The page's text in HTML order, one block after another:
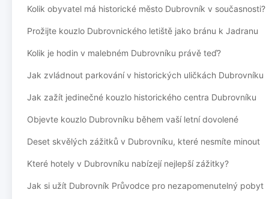
Kolik obyvatel má historické město Dubrovník v současnosti?
Prožijte kouzlo Dubrovnického letiště jako bránu k Jadranu
Kolik je hodin v malebném Dubrovníku právě teď?
Jak zvládnout parkování v historických uličkách Dubrovníku
Jak zažít jedinečné kouzlo historického centra Dubrovníku
Objevte kouzlo Dubrovníku během vaší letní dovolené
Deset skvělých zážitků v Dubrovníku, které nesmíte minout
Které hotely v Dubrovníku nabízejí nejlepší zážitky?
Jak si užít Dubrovník Průvodce pro nezapomenutelný pobyt